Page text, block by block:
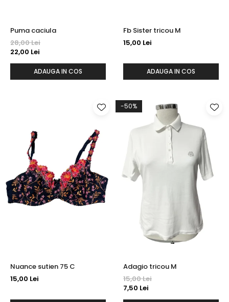
Puma caciula
28,00 Lei
22,00 Lei
ADAUGA IN COS
Fb Sister tricou M
15,00 Lei
ADAUGA IN COS
Nuance sutien 75 C
15,00 Lei
-50%
Adagio tricou M
15,00 Lei
7,50 Lei